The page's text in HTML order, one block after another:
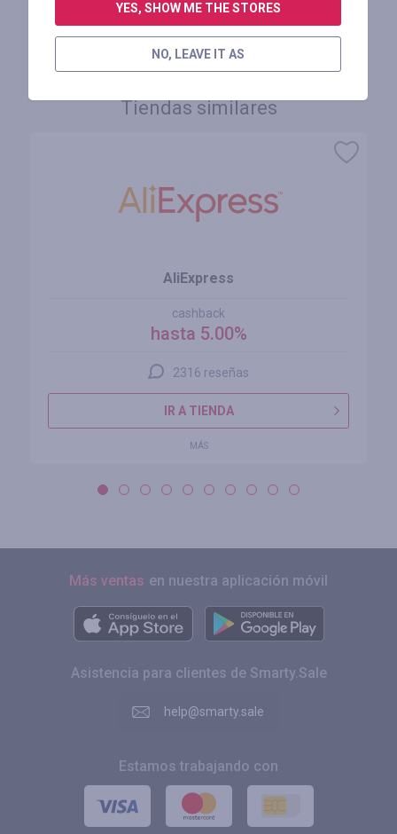
INICIE SESIÓN PARA DEJAR UNA RESEÑA
Tiendas similares
AliExpress
cashback
hasta 5.00%
2316 reseñas
IR A TIENDA
MÁS
Más ventas en nuestra aplicación móvil
Asistencia para clientes de Smarty.Sale
help@smarty.sale
Estamos trabajando con
YES, SHOW ME THE STORES
NO, LEAVE IT AS